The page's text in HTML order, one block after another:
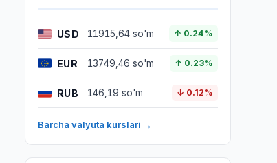
USD 11915,64 so'm ↑ 0.24%
EUR 13749,46 so'm ↑ 0.23%
RUB 146,19 so'm ↓ 0.12%
Barcha valyuta kurslari →